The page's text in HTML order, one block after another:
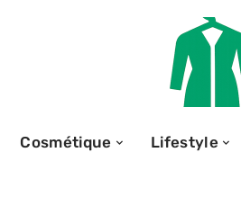
Cosmétique Lifestyle